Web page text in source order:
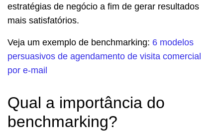
estratégias de negócio a fim de gerar resultados
mais satisfatórios.
Veja um exemplo de benchmarking: 6 modelos
persuasivos de agendamento de visita comercial
por e-mail
Qual a importância do
benchmarking?